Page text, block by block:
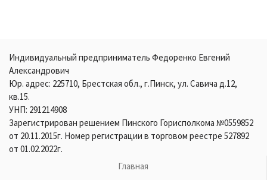
Индивидуальный предприниматель Федоренко Евгений
Александрович
Юр. адрес: 225710, Брестская обл., г.Пинск, ул. Савича д.12,
кв.15.
УНП: 291214908
Зарегистрирован решением Пинского Горисполкома №0559852
от 20.11.2015г. Номер регистрации в торговом реестре 527892
от 01.02.2022г.
Главная